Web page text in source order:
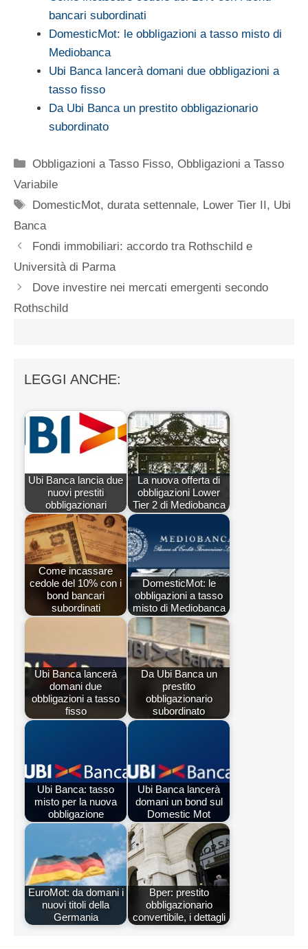
bancari subordinati
DomesticMot: le obbligazioni a tasso misto di
Mediobanca
Ubi Banca lancerà domani due obbligazioni a
tasso fisso
Da Ubi Banca un prestito obbligazionario
subordinato
Categorie
Obbligazioni a Tasso Fisso,Obbligazioni a Tasso
Variabile
Tag
DomesticMot,durata settennale, Lower Tier II, Ubi
Banca
Fondi immobiliari: accordo tra Rothschild e
Università di Parma
Dove investire nei mercati emergenti secondo
Rothschild
LEGGI ANCHE:
Ubi Banca lancia due
nuovi prestiti
obbligazionari
La nuova offerta di
obbligazioni Lower
Tier 2 di Mediobanca
Come incassare
cedole del 10% con i
bond bancari
subordinati
DomesticMot: le
obbligazioni a tasso
misto di Mediobanca
Ubi Banca lancerà
domani due
obbligazioni a tasso
fisso
Da Ubi Banca un
prestito
obbligazionario
subordinato
Ubi Banca: tasso
misto per la nuova
obbligazione
Ubi Banca lancerà
domani un bond sul
Domestic Mot
EuroMot: da domani i
nuovi titoli della
Germania
Bper: prestito
obbligazionario
convertibile, i dettagli